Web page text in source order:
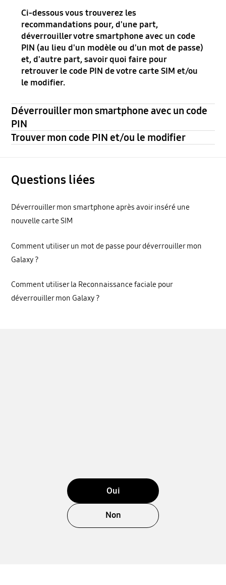
Ci-dessous vous trouverez les
recommandations pour, d'une part,
déverrouiller votre smartphone avec un code
PIN (au lieu d'un modèle ou d'un mot de passe)
et, d'autre part, savoir quoi faire pour
retrouver le code PIN de votre carte SIM et/ou
le modifier.
Déverrouiller mon smartphone avec un code
PIN
Trouver mon code PIN et/ou le modifier
Questions liées
Déverrouiller mon smartphone après avoir inséré une
nouvelle carte SIM
Comment utiliser un mot de passe pour déverrouiller mon
Galaxy ?
Comment utiliser la Reconnaissance faciale pour
déverrouiller mon Galaxy ?
Oui
Non